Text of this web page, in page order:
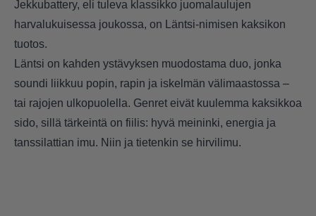
Jekkubattery, eli tuleva klassikko juomalaulujen
harvalukuisessa joukossa, on Läntsi-nimisen kaksikon
tuotos.
Läntsi on kahden ystävyksen muodostama duo, jonka
soundi liikkuu popin, rapin ja iskelmän välimaastossa –
tai rajojen ulkopuolella. Genret eivät kuulemma kaksikkoa
sido, sillä tärkeintä on fiilis: hyvä meininki, energia ja
tanssilattian imu. Niin ja tietenkin se hirvilimu.